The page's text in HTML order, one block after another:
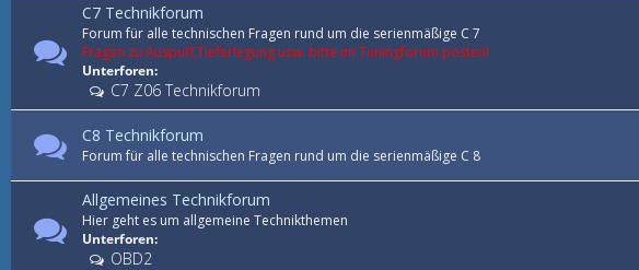
C7 Technikforum
Forum für alle technischen Fragen rund um die serienmäßige C 7
Fragen zu Auspuff,Tieferlegung usw. bitte im Tuningforum posten!
Unterforen:
C7 Z06 Technikforum
C8 Technikforum
Forum für alle technischen Fragen rund um die serienmäßige C 8
Allgemeines Technikforum
Hier geht es um allgemeine Technikthemen
Unterforen:
OBD2